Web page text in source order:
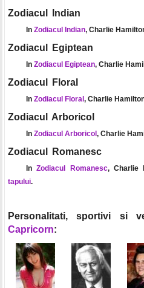
Zodiacul Indian
In Zodiacul Indian, Charlie
Zodiacul Egiptean
In Zodiacul Egiptean, Charlie
Zodiacul Floral
In Zodiacul Floral , Charlie
Zodiacul Arboricol
In Zodiacul Arboricol , Charlie
Zodiacul Romanesc
InZodiacul Romanesc, Charlie
tapului.
Personalitati, sportivi si
Capricorn: